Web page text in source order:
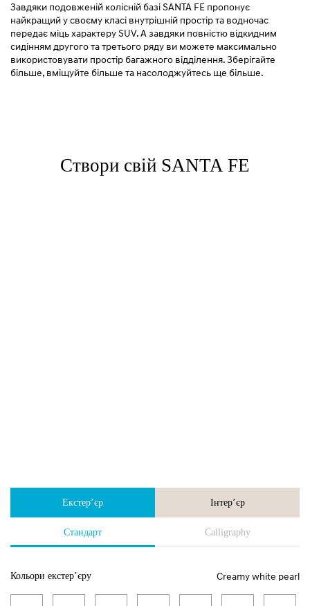
Завдяки подовженій колісній базі SANTA FE пропонує
найкращий у своєму класі внутрішній простір та водночас
передає міць характеру SUV. А завдяки повністю відкидним
сидінням другого та третього ряду ви можете максимально
використовувати простір багажного відділення. Зберігайте
більше, вміщуйте більше та насолоджуйтесь ще більше.
Створи свій SANTA FE
Екстер’єр Інтер’єр
Стандарт Calligraphy
Кольори екстер’єру Creamy white pearl